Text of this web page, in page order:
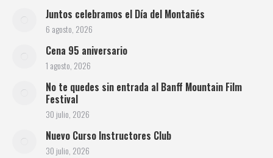
Juntos celebramos el Día del Montañés
6 agosto, 2026
Cena 95 aniversario
1 agosto, 2026
No te quedes sin entrada al Banff Mountain Film
Festival
30 julio, 2026
Nuevo Curso Instructores Club
30 julio, 2026